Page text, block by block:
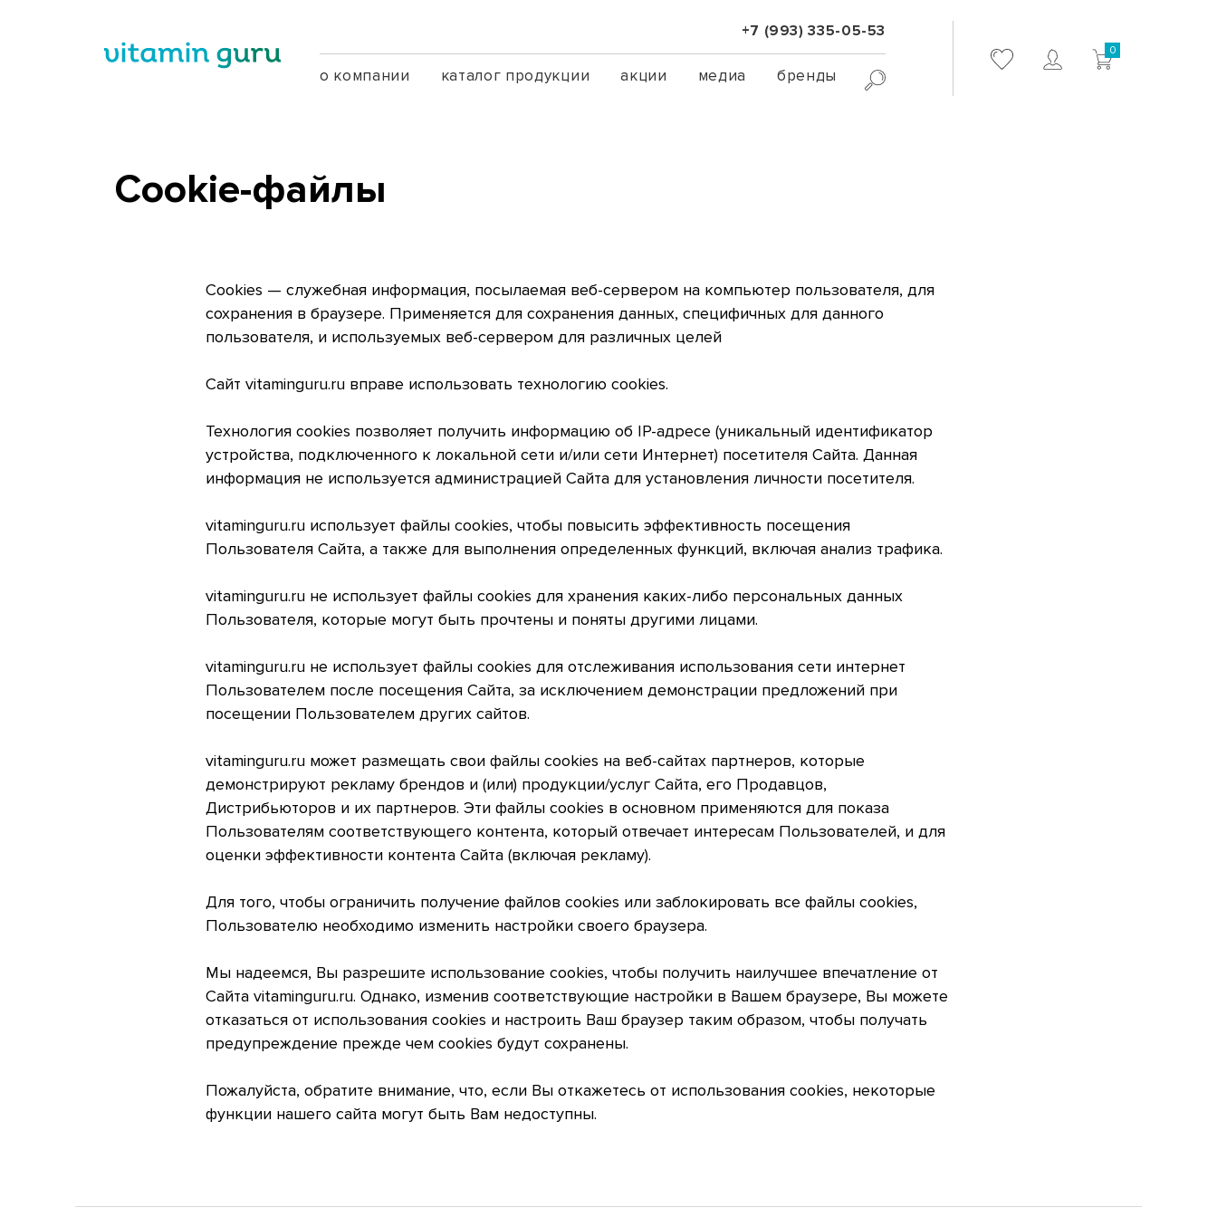
+7 (993) 335-05-53
о компании каталог продукции акции медиа бренды
0
Cookie-файлы
Cookies — служебная информация, посылаемая веб-сервером на компьютер пользователя, для
сохранения в браузере. Применяется для сохранения данных, специфичных для данного
пользователя, и используемых веб-сервером для различных целей
Сайт vitaminguru.ru вправе использовать технологию cookies.
Технология cookies позволяет получить информацию об IP-адресе (уникальный идентификатор
устройства, подключенного к локальной сети и/или сети Интернет) посетителя Сайта. Данная
информация не используется администрацией Сайта для установления личности посетителя.
vitaminguru.ru использует файлы cookies, чтобы повысить эффективность посещения
Пользователя Сайта, а также для выполнения определенных функций, включая анализ трафика.
vitaminguru.ru не использует файлы cookies для хранения каких-либо персональных данных
Пользователя, которые могут быть прочтены и поняты другими лицами.
vitaminguru.ru не использует файлы cookies для отслеживания использования сети интернет
Пользователем после посещения Сайта, за исключением демонстрации предложений при
посещении Пользователем других сайтов.
vitaminguru.ru может размещать свои файлы cookies на веб-сайтах партнеров, которые
демонстрируют рекламу брендов и (или) продукции/услуг Сайта, его Продавцов,
Дистрибьюторов и их партнеров. Эти файлы cookies в основном применяются для показа
Пользователям соответствующего контента, который отвечает интересам Пользователей, и для
оценки эффективности контента Сайта (включая рекламу).
Для того, чтобы ограничить получение файлов cookies или заблокировать все файлы cookies,
Пользователю необходимо изменить настройки своего браузера.
Мы надеемся, Вы разрешите использование cookies, чтобы получить наилучшее впечатление от
Сайта vitaminguru.ru. Однако, изменив соответствующие настройки в Вашем браузере, Вы можете
отказаться от использования cookies и настроить Ваш браузер таким образом, чтобы получать
предупреждение прежде чем cookies будут сохранены.
Пожалуйста, обратите внимание, что, если Вы откажетесь от использования cookies, некоторые
функции нашего сайта могут быть Вам недоступны.